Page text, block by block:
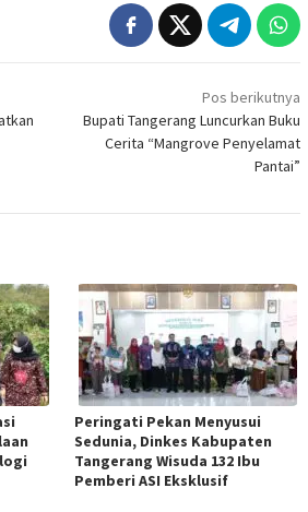
Pos berikutnya
Bupati Tangerang Luncurkan Buku
Cerita “Mangrove Penyelamat
Pantai”
Peringati Pekan Menyusui
Sedunia, Dinkes Kabupaten
Tangerang Wisuda 132 Ibu
Pemberi ASI Eksklusif